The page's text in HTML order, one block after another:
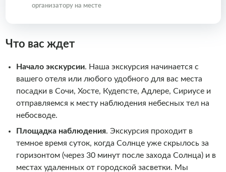
организатору на месте
Что вас ждет
Начало экскурсии. Наша экскурсия начинается с
вашего отеля или любого удобного для вас места
посадки в Сочи, Хосте, Кудепсте, Адлере, Сириусе и
отправляемся к месту наблюдения небесных тел на
небосводе.
Площадка наблюдения. Экскурсия проходит в
темное время суток, когда Солнце уже скрылось за
горизонтом (через 30 минут после захода Солнца) и в
местах удаленных от городской засветки. Мы